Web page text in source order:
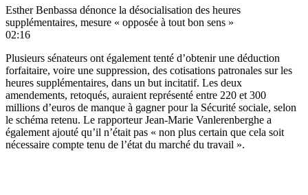
Esther Benbassa dénonce la désocialisation des heures
supplémentaires, mesure « opposée à tout bon sens »
02:16
Plusieurs sénateurs ont également tenté d’obtenir une déduction
forfaitaire, voire une suppression, des cotisations patronales sur les
heures supplémentaires, dans un but incitatif. Les deux
amendements, retoqués, auraient représenté entre 220 et 300
millions d’euros de manque à gagner pour la Sécurité sociale, selon
le schéma retenu. Le rapporteur Jean-Marie Vanlerenberghe a
également ajouté qu’il n’était pas « non plus certain que cela soit
nécessaire compte tenu de l’état du marché du travail ».